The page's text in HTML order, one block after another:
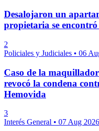
Desalojaron un
propietaria se
2
Policiales y Judiciales • 06
Caso de la
revocó la condena
Hemovida
3
Interés General • 07 Aug 2026